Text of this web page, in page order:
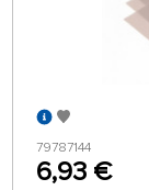
79787144
6,93 €